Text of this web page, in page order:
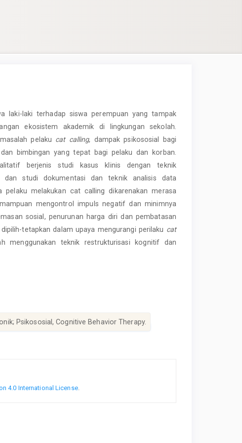
laki-laki terhadap siswa perempuan yang tampak
ekosistem akademik di lingkungan sekolah.
pelaku cat calling, dampak psikososial bagi
bimbingan yang tepat bagi pelaku dan korban.
berjenis studi kasus klinis dengan teknik
dan studi dokumentasi dan teknik analisis data
pelaku melakukan cat calling dikarenakan merasa
mengontrol impuls negatif dan minimnya
sosial, penurunan harga diri dan pembatasan
tetapkan dalam upaya mengurangi perilaku cat
menggunakan teknik restrukturisasi kognitif dan
Psikososial, Cognitive Behavior Therapy.
4.0 International License.